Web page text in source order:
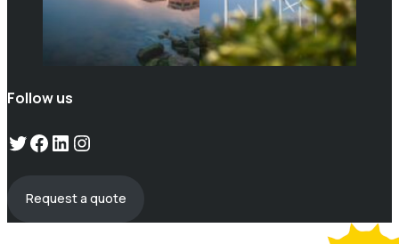
Follow us
Twitter
Facebook
LinkedIn
Instagram
Request a quote